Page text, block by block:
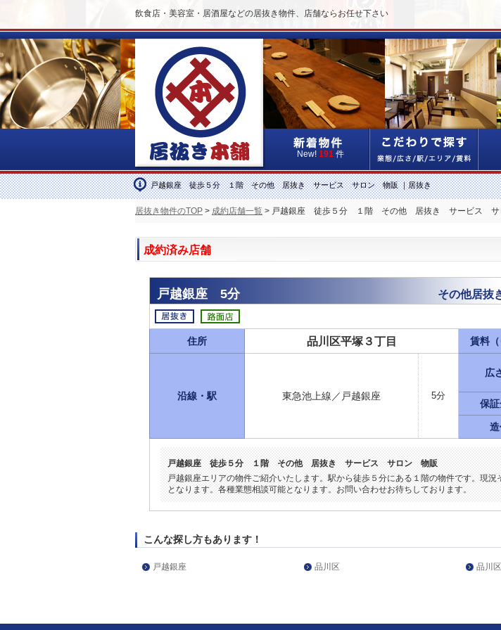
飲食店・美容室・居酒屋などの居抜き物件、店舗ならお任せ下さい
New! 191 件
戸越銀座 徒歩５分 １階 その他 居抜き サービス サロン 物販 ｜居抜き
居抜き物件のTOP > 成約店舗一覧 > 戸越銀座 徒歩５分 １階 その他 居抜き サービス サ
成約済み店舗
戸越銀座 5分 その他居抜
住所 品川区平塚３丁目 賃料（
沿線・駅 東急池上線／戸越銀座 5分
広
保
戸越銀座 徒歩５分 １階 その他 居抜き サービス サロン 物販
戸越銀座エリアの物件ご紹介いたします。駅から徒歩５分にある１階の物件です。現
となります。各種業態相談可能となります。お問い合わせお待ちしております。
こんな探し方もあります！
戸越銀座 品川区 品川